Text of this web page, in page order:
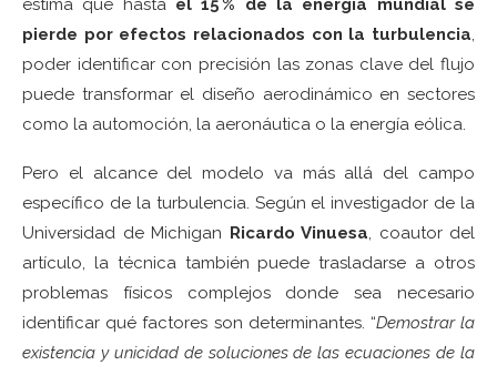
estima que hasta el 15 % de la energía mundial se
pierde por efectos relacionados con la turbulencia,
poder identificar con precisión las zonas clave del flujo
puede transformar el diseño aerodinámico en sectores
como la automoción, la aeronáutica o la energía eólica.
Pero el alcance del modelo va más allá del campo
específico de la turbulencia. Según el investigador de la
Universidad de Michigan Ricardo Vinuesa, coautor del
artículo, la técnica también puede trasladarse a otros
problemas físicos complejos donde sea necesario
identificar qué factores son determinantes. “Demostrar la
existencia y unicidad de soluciones de las ecuaciones de la